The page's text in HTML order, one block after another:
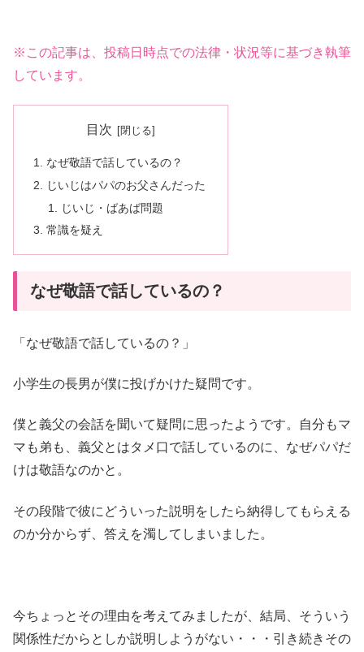
※この記事は、投稿日時点での法律・状況等に基づき執筆
しています。
目次
なぜ敬語で話しているの？
じいじはパパのお父さんだった
じいじ・ばあば問題
常識を疑え
なぜ敬語で話しているの？
「なぜ敬語で話しているの？」
小学生の長男が僕に投げかけた疑問です。
僕と義父の会話を聞いて疑問に思ったようです。自分もマ
マも弟も、義父とはタメ口で話しているのに、なぜパパだ
けは敬語なのかと。
その段階で彼にどういった説明をしたら納得してもらえる
のか分からず、答えを濁してしまいました。
今ちょっとその理由を考えてみましたが、結局、そういう
関係性だからとしか説明しようがない・・・引き続きその